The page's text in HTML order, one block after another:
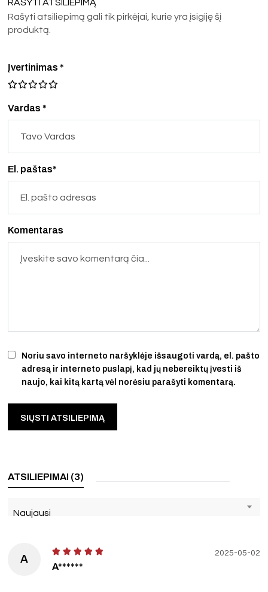
RAŠYTI ATSILIEPIMĄ
Rašyti atsiliepimą gali tik pirkėjai, kurie yra įsigiję šį
produktą.
Vardas *
El. paštas*
Noriu savo interneto naršyklėje išsaugoti vardą, el. pašto
adresą ir interneto puslapį, kad jų nebereiktų įvesti iš
naujo, kai kitą kartą vėl norėsiu parašyti komentarą.
Įvertinimas*
Komentaras
ATSILIEPIMAI (3)
Naujausi
A
A******
2025-05-02